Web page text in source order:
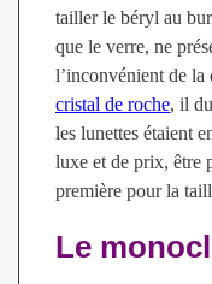
tailler le béryl au
que le verre, ne
l’inconvénient de
cristal de roche, il
les lunettes étaient
luxe et de prix, être
première pour la
Le